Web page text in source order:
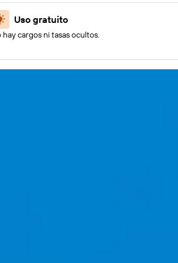
Uso gratuito
hay cargos ni tasas ocultos.